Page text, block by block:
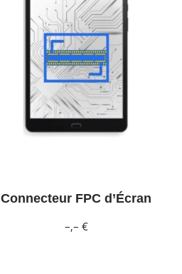
Connecteur FPC d’Écran
–,– €